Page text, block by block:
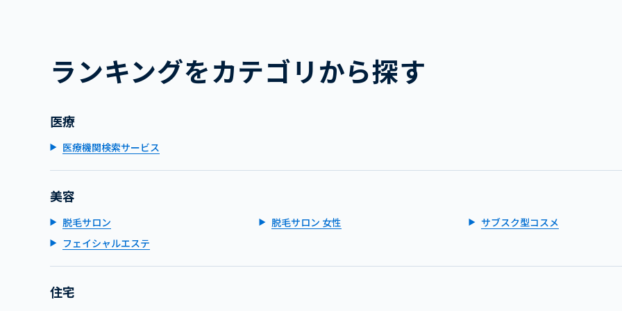
ランキングをカテゴリから探す
医療
医療機関検索サービス
美容
脱毛サロン 脱毛サロン 女性
サブスク型コスメ
フェイシャルエステ
住宅